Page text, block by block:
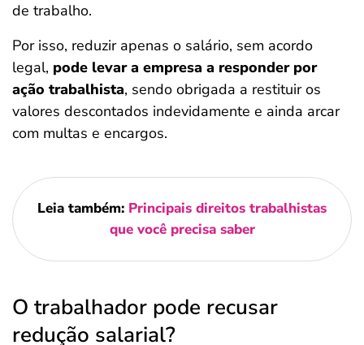
de trabalho.
Por isso, reduzir apenas o salário, sem acordo
legal, pode levar a empresa a responder por
ação trabalhista, sendo obrigada a restituir os
valores descontados indevidamente e ainda arcar
com multas e encargos.
Leia também: Principais direitos trabalhistas
que você precisa saber
O trabalhador pode recusar
redução salarial?